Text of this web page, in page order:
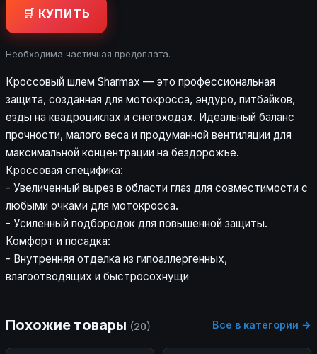
🛒 КУПИТЬ
Необходима частичная предоплата.
Кроссовый шлем Sharmax — это профессиональная
защита, созданная для мотокросса, эндуро, питбайков,
езды на квадроциклах и снегоходах. Идеальный баланс
прочности, малого веса и продуманной вентиляции для
максимальной концентрации на бездорожье.
Кроссовая специфика:
- Увеличенный вырез в области глаз для совместимости с
любыми очками для мотокросса.
- Усиленный подбородок для повышенной защиты.
Комфорт и посадка:
- Внутренняя отделка из гипоаллергенных,
влагоотводящих и быстросохнущи
Похожие товары (20) Все в категории →